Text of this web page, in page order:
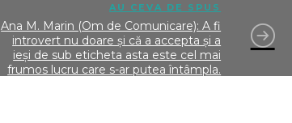
AU CEVA DE SPUS
Ana M. Marin (Om de Comunicare): A fi
introvert nu doare și că a accepta și a
ieși de sub eticheta asta este cel mai
frumos lucru care s-ar putea întâmpla.